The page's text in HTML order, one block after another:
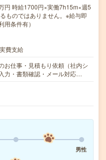
時給1700円×実働7h15m×週5
ものではありません。※給与即
用条件有）
費支給
お仕事・見積もり依頼（社内シ
力・書類確認・メール対応…
男性